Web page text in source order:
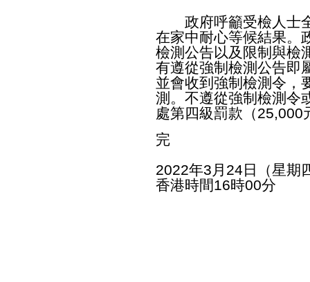
政府呼籲受檢人士全
在家中耐心等候結果。
檢測公告以及限制與檢
有遵從強制檢測公告即
並會收到強制檢測令，
測。不遵從強制檢測令
處第四級罰款（25,000
完
2022年3月24日（星期
香港時間16時00分